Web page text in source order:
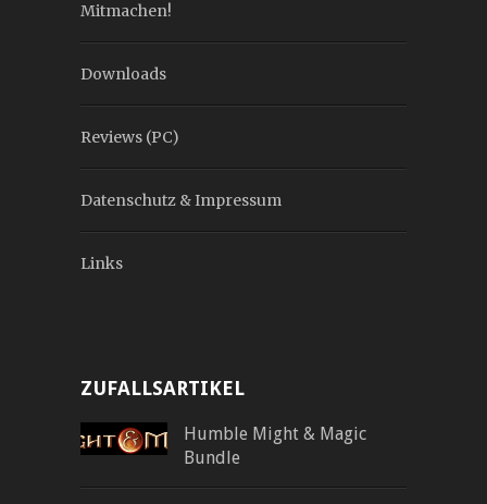
Mitmachen!
Downloads
Reviews (PC)
Datenschutz & Impressum
Links
ZUFALLSARTIKEL
Humble Might & Magic
Bundle